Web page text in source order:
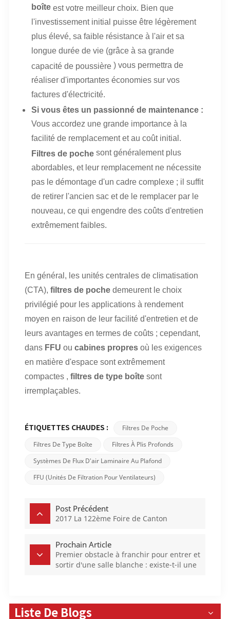
boîte est votre meilleur choix. Bien que
l'investissement initial puisse être légèrement
plus élevé, sa faible résistance à l'air et sa
longue durée de vie (grâce à sa grande
capacité de poussière ) vous permettra de
réaliser d'importantes économies sur vos
factures d'électricité.
Si vous êtes un passionné de maintenance :
Vous accordez une grande importance à la
facilité de remplacement et au coût initial.
Filtres de poche sont généralement plus
abordables, et leur remplacement ne nécessite
pas le démontage d'un cadre complexe ; il suffit
de retirer l'ancien sac et de le remplacer par le
nouveau, ce qui engendre des coûts d'entretien
extrêmement faibles.
En général, les unités centrales de climatisation
(CTA), filtres de poche demeurent le choix
privilégié pour les applications à rendement
moyen en raison de leur facilité d'entretien et de
leurs avantages en termes de coûts ; cependant,
dans FFU ou cabines propres où les exigences
en matière d'espace sont extrêmement
compactes , filtres de type boîte sont
irremplaçables.
ÉTIQUETTES CHAUDES :
Filtres De Poche
Filtres De Type Boîte
Filtres À Plis Profonds
Systèmes De Flux D'air Laminaire Au Plafond
FFU (Unités De Filtration Pour Ventilateurs)
Post Précédent
2017 La 122ème Foire de Canton
Prochain Article
Premier obstacle à franchir pour entrer et
sortir d'une salle blanche : existe-t-il une
côtés ?
Liste De Blogs